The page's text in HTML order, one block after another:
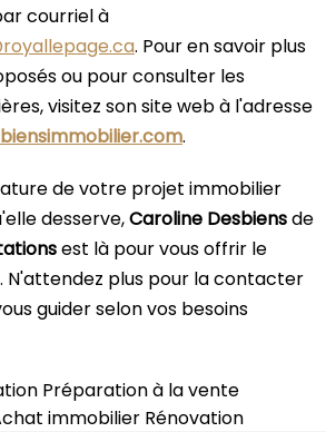
courriel à
. Pour en savoir plus
ou pour consulter les
visitez son site web à l'adresse
.
de votre projet immobilier
desserve,Caroline Desbiensde
est là pour vous offrir le
N'attendez plus pour la contacter
guider selon vos besoins
Préparation à la vente
immobilier Rénovation